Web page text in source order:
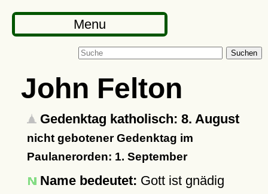
Menu
Suchen
John Felton
Gedenktag katholisch: 8. August
nicht gebotener Gedenktag im
Paulanerorden: 1. September
Name bedeutet: Gott ist gnädig